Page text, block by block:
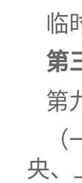
临
第
第
央、